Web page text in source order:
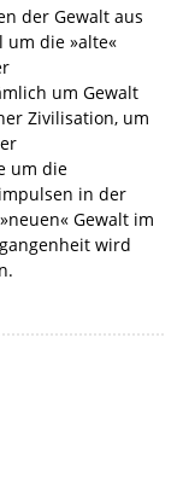
der Gewalt aus
um die »alte«
um Gewalt
Zivilisation, um
um die
in der
Gewalt im
wird